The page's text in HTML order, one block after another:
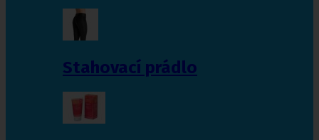
Stahovací prádlo